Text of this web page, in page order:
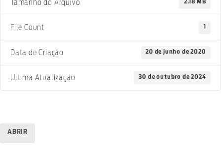
Tamanho do Arquivo 2.18 MB
File Count 1
Data de Criação 20 de junho de 2020
Ultima Atualização 30 de outubro de 2024
ABRIR